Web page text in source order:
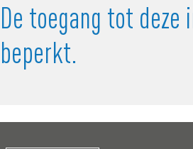
De toegang tot
beperkt.